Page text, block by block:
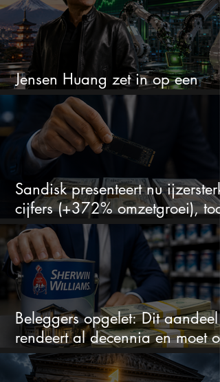
Jensen Huang zet in op een
aandeel dat bijna niemand kent
Sandisk presenteert nu
cijfers (+372% omzetgroei), toch
zakt het aandeel weg
Beleggers opgelet: Dit aandeel
rendeert al decennia en moet op
je watchlist staan!